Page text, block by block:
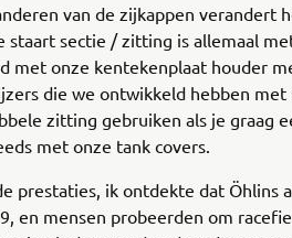
van de zijkappen verandert
staart sectie / zitting is allemaal
met onze kentekenplaat houder
die we ontwikkeld hebben met
zitting gebruiken als je graag
met onze tank covers.
prestaties, ik ontdekte dat Öhlins
en mensen probeerden om